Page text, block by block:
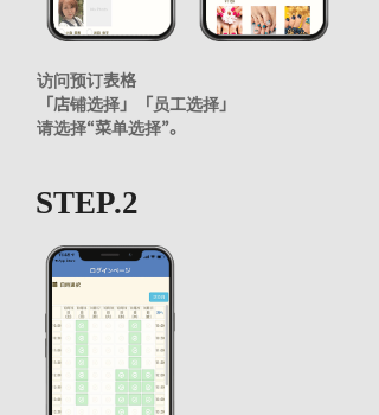
访问预订表格
「店铺选择」「员工选择」
请选择“菜单选择”。
STEP.2